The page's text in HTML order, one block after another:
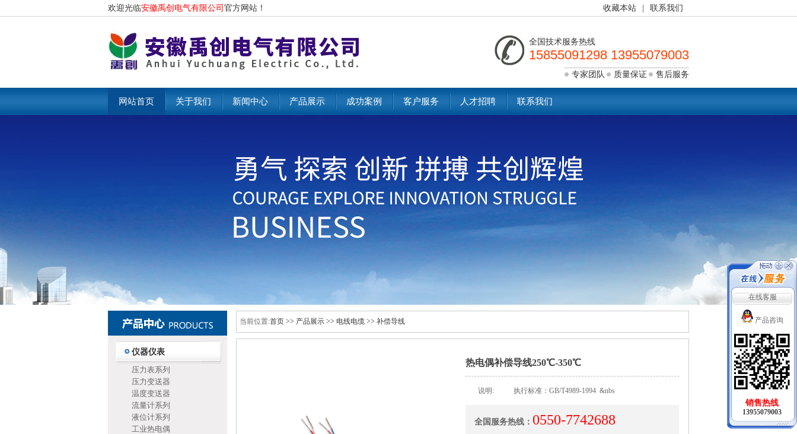
欢迎光临安徽禹创电气有限公司 官方网站！ 收藏本站 联系我们
全国技术服务热线
15855091298 13955079003
专家团队 质量保证 售后服务
网站首页 关于我们 新闻中心 产品展示 成功案例 客户服务 人才招聘 联系我们
仪器仪表
压力表系列
压力变送器
温度变送器
流量计系列
液位计系列
工业热电偶
当前位置:首页 >> 产品展示 >> 电线电缆 >> 补偿导线
热电偶补偿导线250℃-350℃
说明: 执行标准：GB/T4989-1994 &nbs
全国服务热线： 0550-7742688
在线客服
产品咨询
销售热线
13955079003